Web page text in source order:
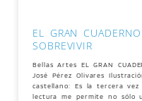
EL GRAN
SOBREVIVIR
Bellas Artes EL GRAN
José Pérez Olivares
castellano: Es la tercera
lectura me permite no sólo